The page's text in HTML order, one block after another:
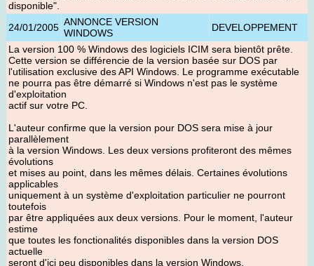
disponible".
24/01/2005 ANNONCE VERSION
WINDOWS
DEVELOPPEMENT
La version 100 % Windows des logiciels ICIM sera bientôt prête.
Cette version se différencie de la version basée sur DOS par
l'utilisation exclusive des API Windows. Le programme exécutable
ne pourra pas être démarré si Windows n'est pas le système
d'exploitation
actif sur votre PC.
L'auteur confirme que la version pour DOS sera mise à jour
parallèlement
à la version Windows. Les deux versions profiteront des mêmes
évolutions
et mises au point, dans les mêmes délais. Certaines évolutions
applicables
uniquement à un système d'exploitation particulier ne pourront
toutefois
par être appliquées aux deux versions. Pour le moment, l'auteur
estime
que toutes les fonctionalités disponibles dans la version DOS
actuelle
seront d'ici peu disponibles dans la version Windows.